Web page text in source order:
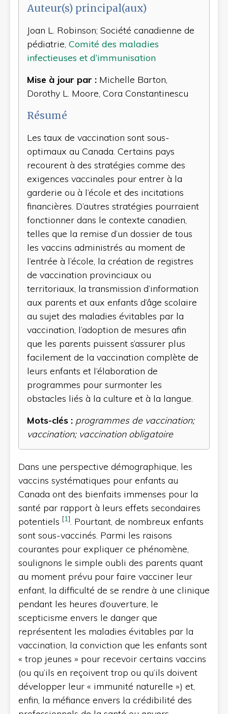
Auteur(s) principal(aux)
Joan L. Robinson; Société canadienne de
pédiatrie, Comité des maladies
infectieuses et d’immunisation
Mise à jour par : Michelle Barton,
Dorothy L. Moore, Cora Constantinescu
Résumé
Les taux de vaccination sont sous-
optimaux au Canada. Certains pays
recourent à des stratégies comme des
exigences vaccinales pour entrer à la
garderie ou à l’école et des incitations
financières. D’autres stratégies pourraient
fonctionner dans le contexte canadien,
telles que la remise d’un dossier de tous
les vaccins administrés au moment de
l’entrée à l’école, la création de registres
de vaccination provinciaux ou
territoriaux, la transmission d’information
aux parents et aux enfants d’âge scolaire
au sujet des maladies évitables par la
vaccination, l’adoption de mesures afin
que les parents puissent s’assurer plus
facilement de la vaccination complète de
leurs enfants et l’élaboration de
programmes pour surmonter les
obstacles liés à la culture et à la langue.
Mots-clés : programmes de vaccination;
vaccination; vaccination obligatoire
Dans une perspective démographique, les
vaccins systématiques pour enfants au
Canada ont des bienfaits immenses pour la
santé par rapport à leurs effets secondaires
potentiels [1]. Pourtant, de nombreux enfants
sont sous-vaccinés. Parmi les raisons
courantes pour expliquer ce phénomène,
soulignons le simple oubli des parents quant
au moment prévu pour faire vacciner leur
enfant, la difficulté de se rendre à une clinique
pendant les heures d’ouverture, le
scepticisme envers le danger que
représentent les maladies évitables par la
vaccination, la conviction que les enfants sont
« trop jeunes » pour recevoir certains vaccins
(ou qu’ils en reçoivent trop ou qu’ils doivent
développer leur « immunité naturelle ») et,
enfin, la méfiance envers la crédibilité des